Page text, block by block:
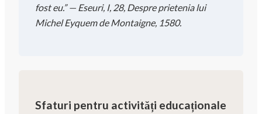
fost eu.” — Eseuri, I, 28, Despre prietenia lui
Michel Eyquem de Montaigne, 1580.
Sfaturi pentru activități educaționale